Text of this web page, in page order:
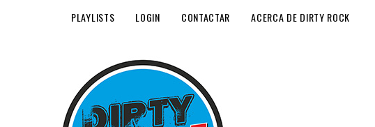
PLAYLISTS LOGIN CONTACTAR ACERCA DE DIRTY ROCK